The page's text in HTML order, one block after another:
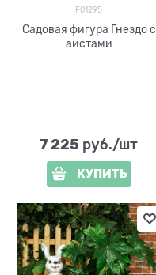
F01295
Садовая фигура Гнездо с
аистами
7 225 руб./шт
КУПИТЬ